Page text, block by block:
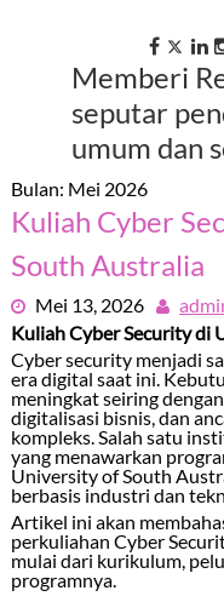
Memberi
seputar
umum dan
Bulan: Mei 2026
Kuliah Cyber
South Australia
Mei 13, 2026
Kuliah Cyber Security di
Cyber security menjadi
era digital saat ini.
meningkat seiring
digitalisasi bisnis, dan
kompleks. Salah satu
yang menawarkan
University of South
berbasis industri dan
Artikel ini akan
perkuliahan Cyber
mulai dari kurikulum,
programnya.